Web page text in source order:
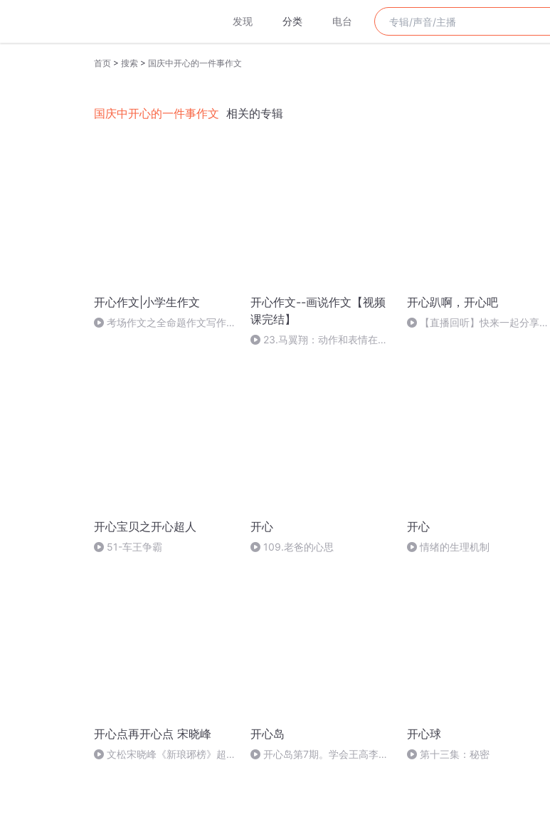
发现 分类 电台
首页 > 搜索 > 国庆中开心的一件事作文
国庆中开心的一件事作文 相关的专辑
开心作文|小学生作文
考场作文之全命题作文写作技
开心作文--画说作文​【视频
课完结】​
23.马翼翔：动作和表情在作
开心趴啊，开心吧
【直播回听】快来一起分享快
开心宝贝之开心超人
51-车王争霸
开心
109.老爸的心思
开心
情绪的生理机制
开心点再开心点 宋晓峰
文松宋晓峰《新琅琊榜》超清
开心岛
开心岛第7期。学会王高李有
开心球
第十三集：秘密